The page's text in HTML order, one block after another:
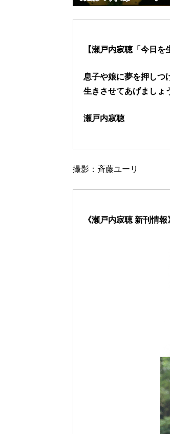
【瀬戸内寂聴「今日
息子や娘に夢を押しつ
生きさせてあげましょ
瀬戸内寂聴
撮影：斉藤ユーリ
《瀬戸内寂聴 新刊情報